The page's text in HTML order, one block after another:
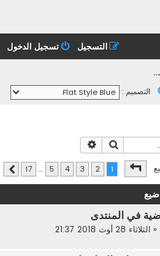
تسجيل الدخول التسجيل
التصميم :
ب
بحث
1 من17
2
3
4
5
…
17 التالي
في المنتدى
الثلاثاء 28 أوت 2018 21:37